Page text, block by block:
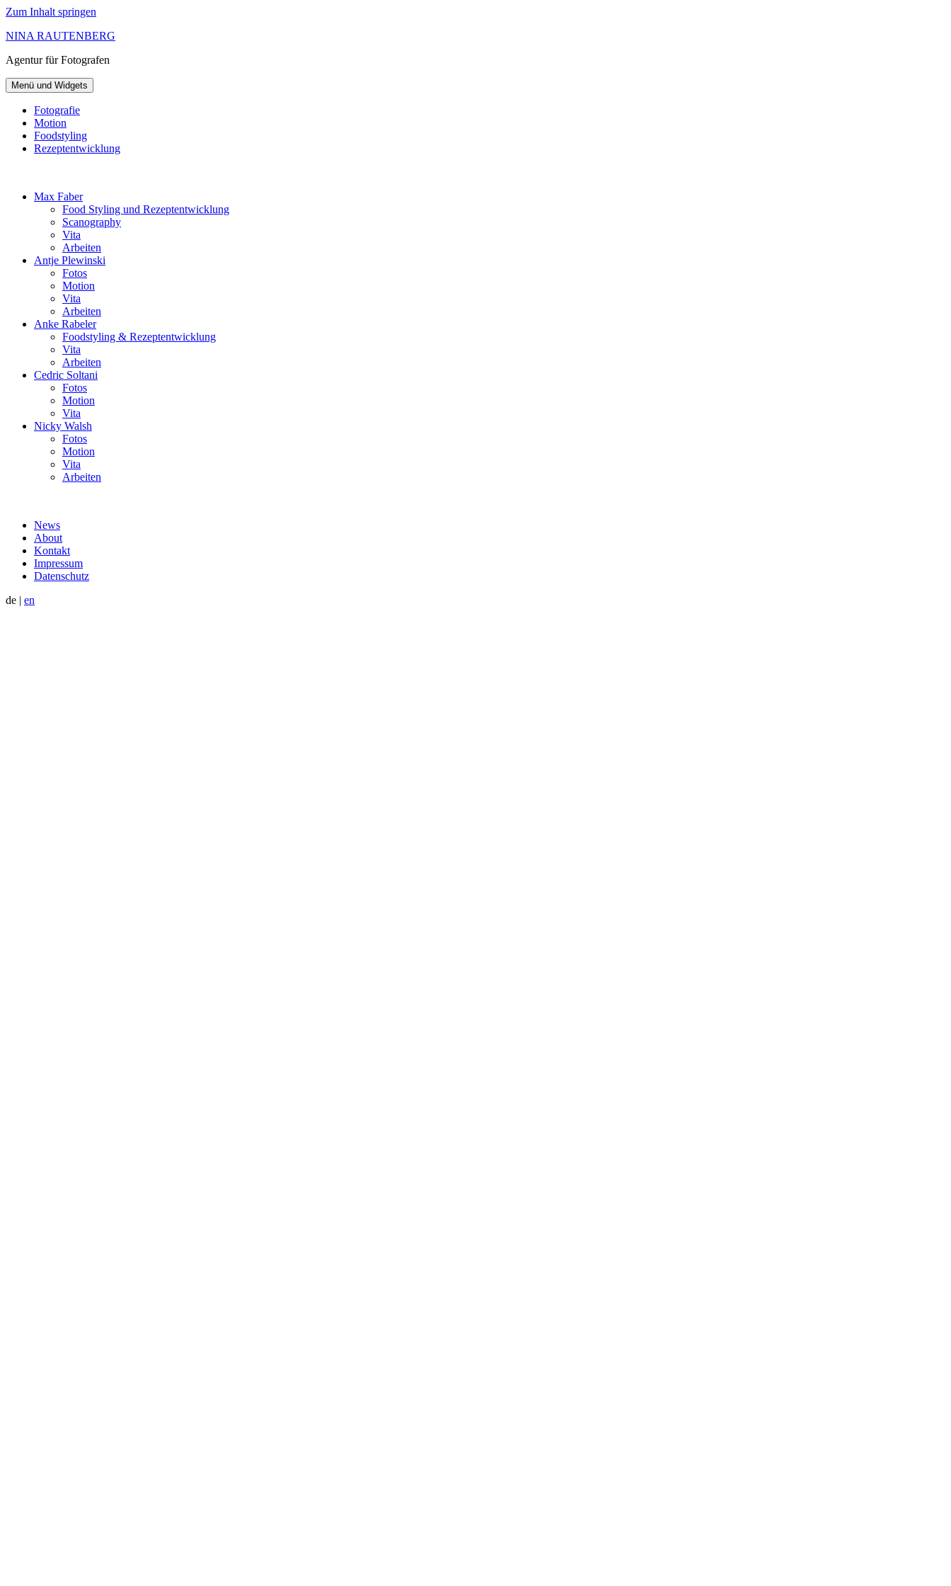
Zum Inhalt springen
NINA RAUTENBERG
Agenturfür Fotografen
Menü und Widgets
Fotografie
Motion
Foodstyling
Rezeptentwicklung
Max Faber
Food Styling und Rezeptentwicklung
Scanography
Vita
Arbeiten
Antje Plewinski
Fotos
Motion
Vita
Arbeiten
Anke Rabeler
Foodstyling & Rezeptentwicklung
Vita
Arbeiten
Cedric Soltani
Fotos
Motion
Vita
Nicky Walsh
Fotos
Motion
Vita
Arbeiten
News
About
Kontakt
Impressum
Datenschutz
de | en